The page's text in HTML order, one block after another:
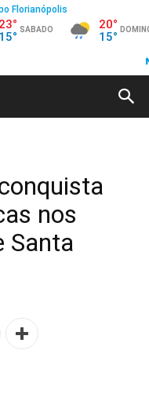
nos
Santa